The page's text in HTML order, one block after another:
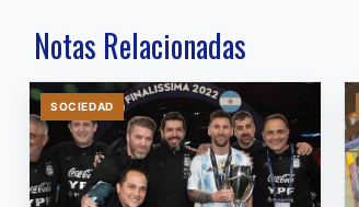
Notas Relacionadas
SOCIEDAD